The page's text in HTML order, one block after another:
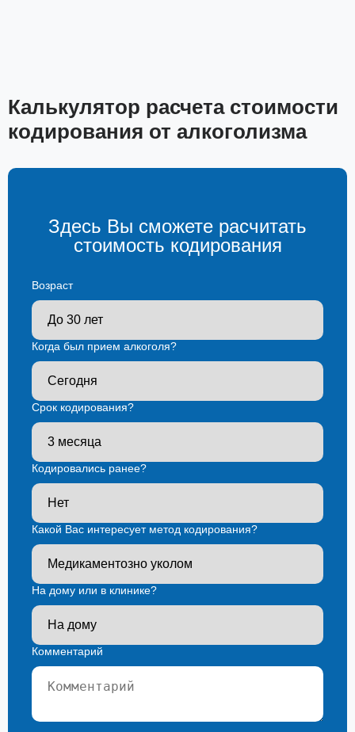
Калькулятор расчета стоимости
кодирования от алкоголизма
Здесь Вы сможете расчитать
стоимость кодирования
Возраст
Когда был прием алкоголя?
Срок кодирования?
Кодировались ранее?
Какой Вас интересует метод кодирования?
На дому или в клинике?
Комментарий